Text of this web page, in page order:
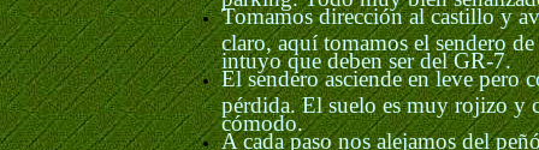
Tomamos dirección al castillo y
claro, aquí tomamos el sendero
intuyo que deben ser del GR-7.
El sendero asciende en leve pero
pérdida. El suelo es muy rojizo y
cómodo.
A cada paso nos alejamos del